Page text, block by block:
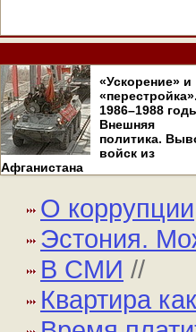
«Ускорение» и
«перестройка».
1986–1988
Внешняя
политика.
войск из
Афганистана
О коррупции
Эстония.
В СМИ //
Квартира